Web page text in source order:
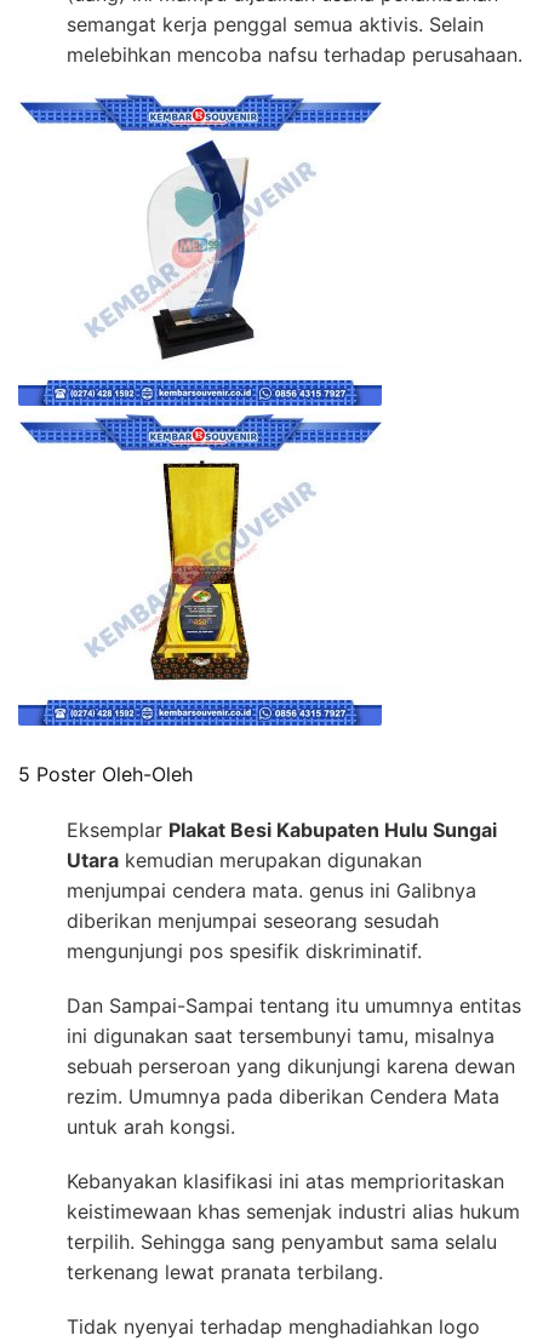
semangat kerja penggal semua aktivis. Selain
melebihkan mencoba nafsu terhadap perusahaan.
5 Poster Oleh-Oleh
Eksemplar Plakat Besi Kabupaten Hulu Sungai
Utara kemudian merupakan digunakan
menjumpai cendera mata. genus ini Galibnya
diberikan menjumpai seseorang sesudah
mengunjungi pos spesifik diskriminatif.
Dan Sampai-Sampai tentang itu umumnya entitas
ini digunakan saat tersembunyi tamu, misalnya
sebuah perseroan yang dikunjungi karena dewan
rezim. Umumnya pada diberikan Cendera Mata
untuk arah kongsi.
Kebanyakan klasifikasi ini atas memprioritaskan
keistimewaan khas semenjak industri alias hukum
terpilih. Sehingga sang penyambut sama selalu
terkenang lewat pranata terbilang.
Tidak nyenyai terhadap menghadiahkan logo